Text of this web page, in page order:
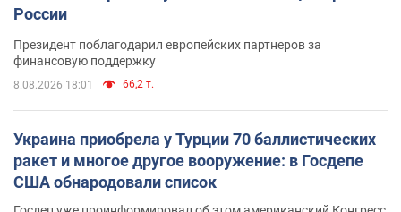
России
Президент поблагодарил европейских партнеров за
финансовую поддержку
8.08.2026 18:01 66,2 т.
Украина приобрела у Турции 70 баллистических
ракет и многое другое вооружение: в Госдепе
США обнародовали список